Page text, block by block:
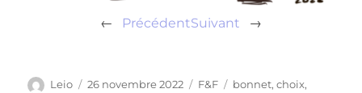
← PrécédentSuivant →
Auteur
Leio
Publié
26 novembre 2022 Catégories
F&F Étiquettes
bonnet,choix,